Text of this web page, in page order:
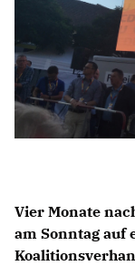
Vier Monate
am Sonntag auf